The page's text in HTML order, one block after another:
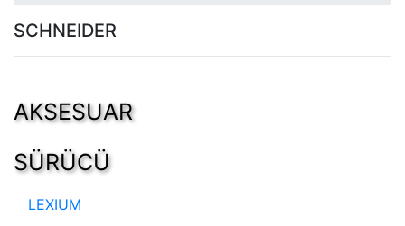
SCHNEIDER
AKSESUAR
SÜRÜCÜ
LEXIUM